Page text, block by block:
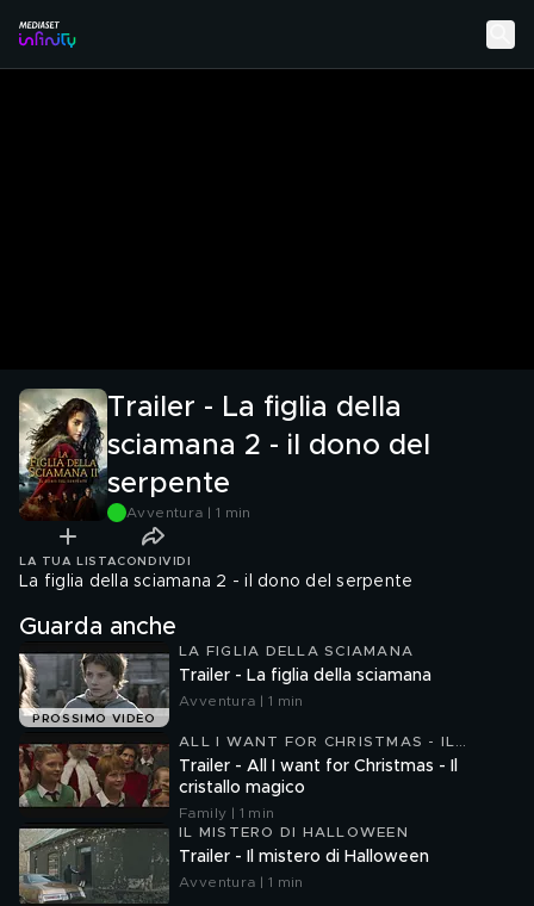
Trailer - La figlia della
sciamana 2 - il dono del
serpente
Avventura | 1 min
LA TUA LISTACONDIVIDI
La figlia della sciamana 2 - il dono del serpente
Guarda anche
PROSSIMO VIDEO
LA FIGLIA DELLA SCIAMANA
Trailer - La figlia della sciamana
Avventura | 1 min
ALL I WANT FOR CHRISTMAS - IL
CRISTALLO MAGICO
Trailer - All I want for Christmas - Il
cristallo magico
Family | 1 min
IL MISTERO DI HALLOWEEN
Trailer - Il mistero di Halloween
Avventura | 1 min